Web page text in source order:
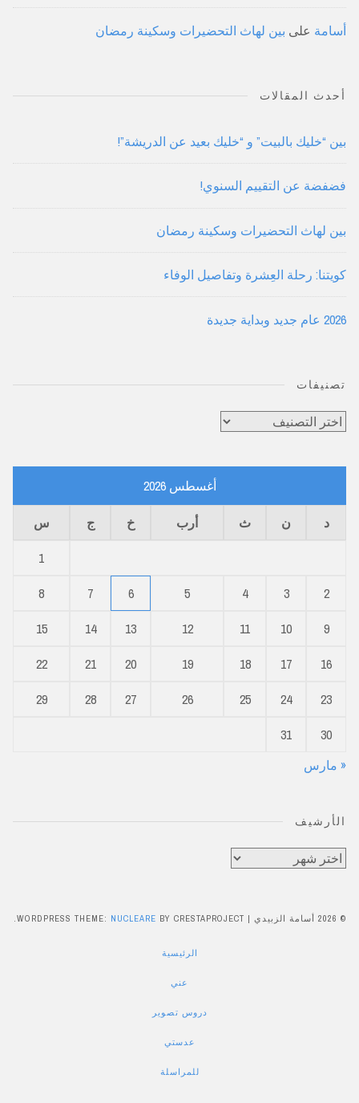
أسامة على بين لهاث التحضيرات وسكينة رمضان
أحدث المقالات
بين “خليك بالبيت” و “خليك بعيد عن الدريشة”!
فضفضة عن التقييم السنوي!
بين لهاث التحضيرات وسكينة رمضان
كويتنا: رحلة العِشرة وتفاصيل الوفاء
2026 عام جديد وبداية جديدة
تصنيفات
تصنيفات
أغسطس 2026
د ن ث أرب خ ج
س
1
2
3
4
5
6
7
8
9
10
11
12
13
14
15
16
17
18
19
20
21
22
23
24
25
26
27
28
29
30
31
« مارس
الأرشيف
الأرشيف
© 2026 أسامة الزبيدي |
WORDPRESS THEME: NUCLEARE BY CRESTAPROJECT.
الرئيسية
عني
دروس تصوير
عدستي
للمراسلة